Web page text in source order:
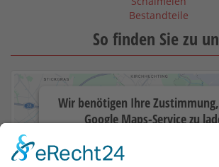
Bestandteile
So finden Sie zu
Wir benötigen Ihre
Google Maps-Service zu
Wir verwenden einen Service